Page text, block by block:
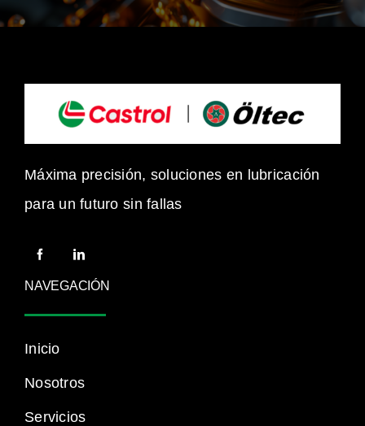
Máxima precisión, soluciones en lubricación
para un futuro sin fallas
NAVEGACIÓN
Inicio
Nosotros
Servicios